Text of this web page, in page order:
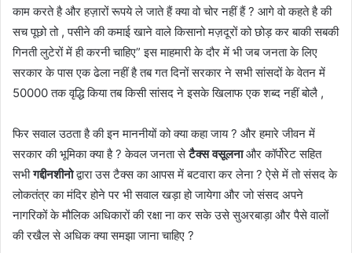
काम करते है और हज़ारों रूपये ले जाते हैं क्या वो चोर नहीं हैं ? आगे वो कहते है की
सच पूछो तो , पसीने की कमाई खाने वाले किसानो मज़दूरों को छोड़ कर बाकी सबकी
गिनती लुटेरों में ही करनी चाहिए” इस माहमारी के दौर में भी जब जनता के लिए
सरकार के पास एक ढेला नहीं है तब गत दिनों सरकार ने सभी सांसदों के वेतन में
50000 तक वृद्धि किया तब किसी सांसद ने इसके खिलाफ एक शब्द नहीं बोलै ,
फिर सवाल उठता है की इन माननीयों को क्या कहा जाय ? और हमारे जीवन में
सरकार की भूमिका क्या है ? केवल जनता सेटैक्स वसूलनाऔर कॉर्पोरेट सहित
सभीगद्दीनशीनोद्वारा उस टैक्स का आपस में बटवारा कर लेना ? ऐसे में तो संसद के
लोकतंत्र का मंदिर होने पर भी सवाल खड़ा हो जायेगा और जो संसद अपने
नागरिकों के मौलिक अधिकारों की रक्षा ना कर सके उसे सुअरबाड़ा और पैसे वालों
की रखैल से अधिक क्या समझा जाना चाहिए ?